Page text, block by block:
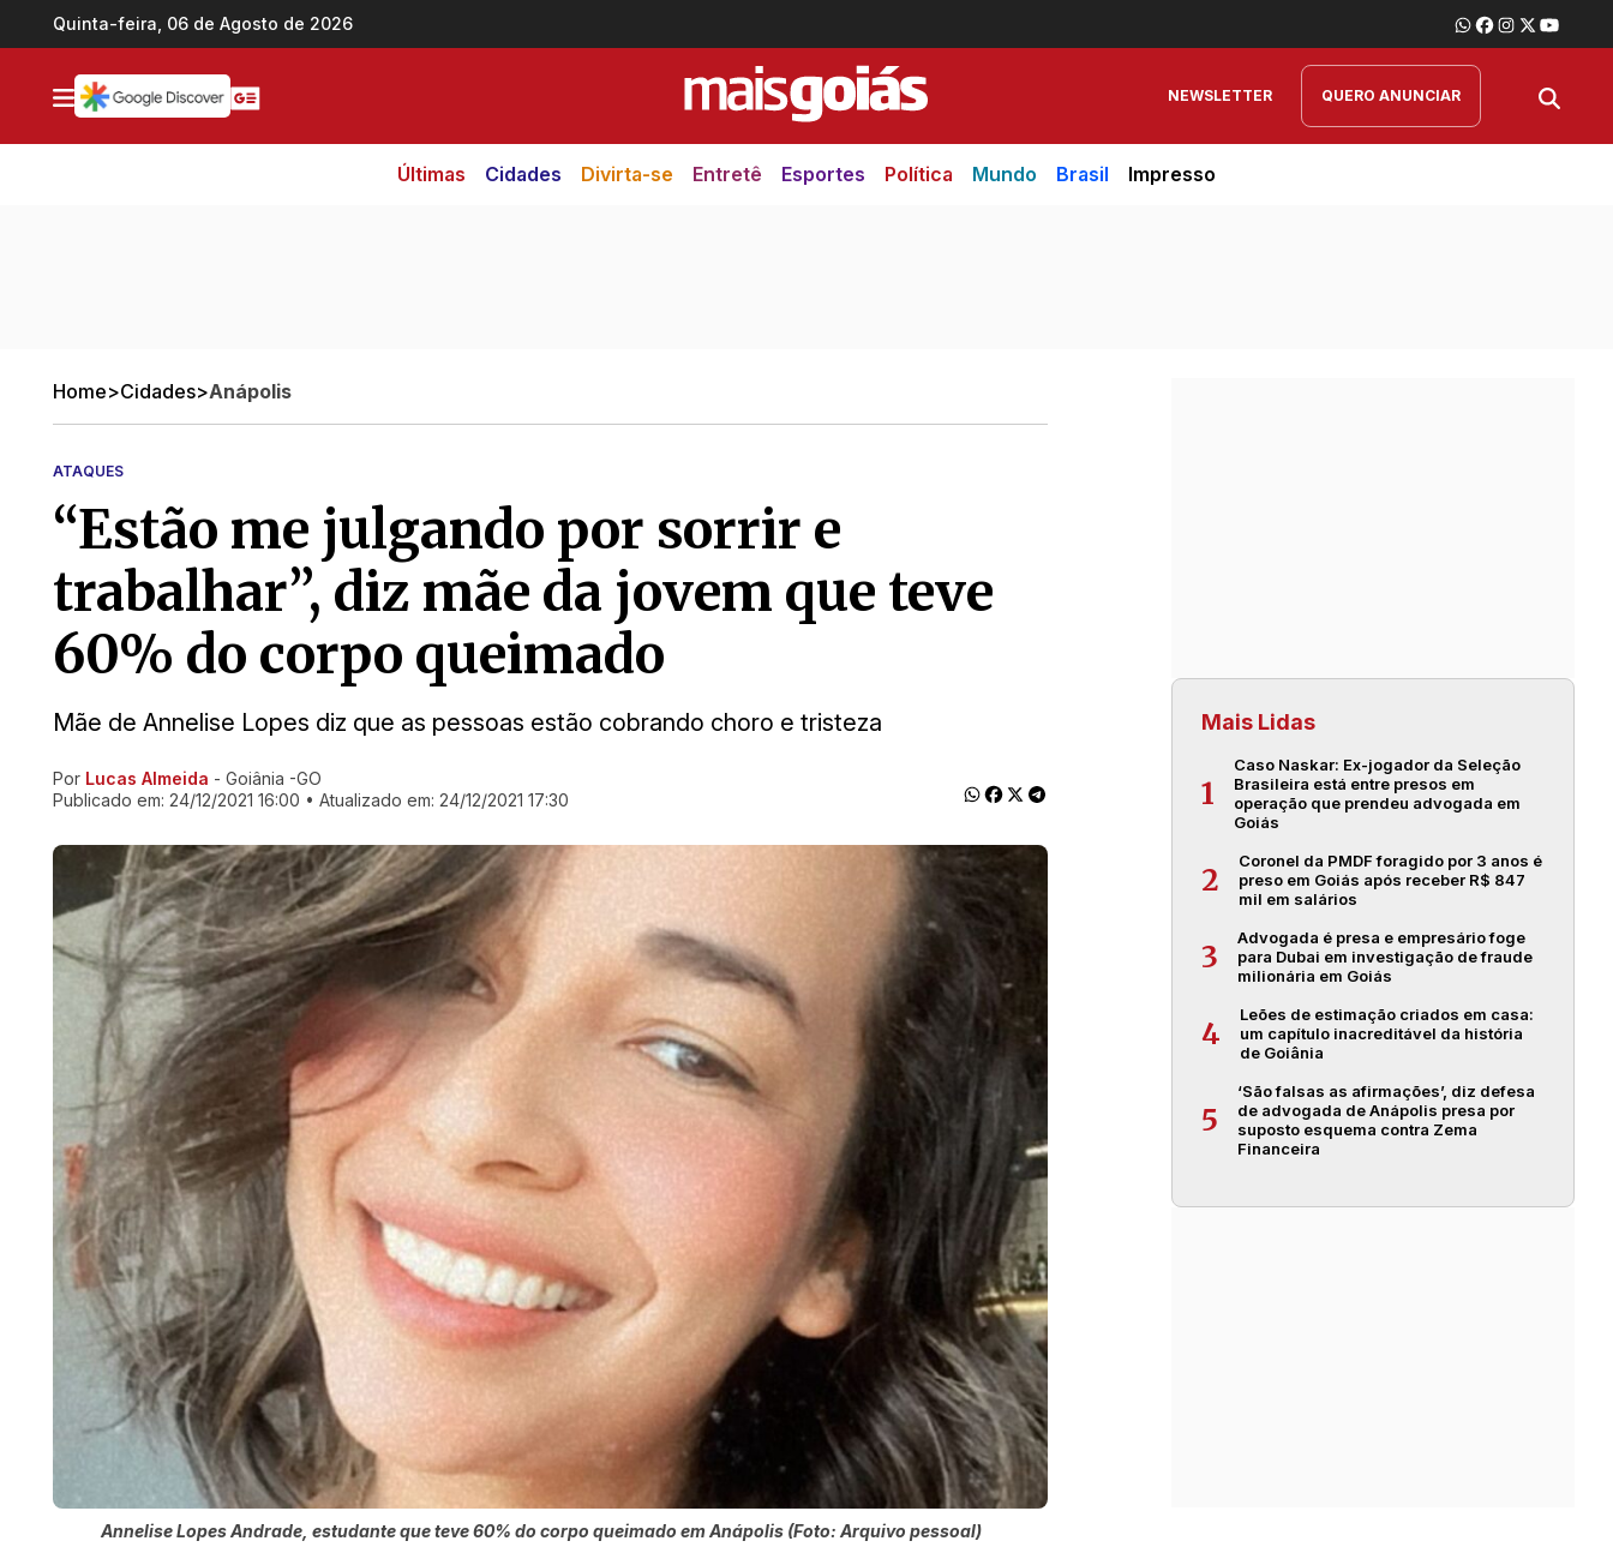
Ir direto pro conteúdo
Quinta-feira, 06 de Agosto de 2026
NEWSLETTER QUERO ANUNCIAR
Últimas Cidades Divirta-se Entretê Esportes Política Mundo Brasil Impresso
Home>Cidades>Anápolis
ATAQUES
“Estão me julgando por sorrir e
trabalhar”, diz mãe da jovem que teve
60% do corpo queimado
Mãe de Annelise Lopes diz que as pessoas estão cobrando choro e tristeza
Ir direto pra matéria
Por Lucas Almeida - Goiânia -GO
Publicado em: 24/12/2021 16:00 • Atualizado em: 24/12/2021 17:30
Annelise Lopes Andrade, estudante que teve 60% do corpo queimado em Anápolis (Foto: Arquivo pessoal)
Mais Lidas
1
Caso Naskar: Ex-jogador da Seleção
Brasileira está entre presos em
operação que prendeu advogada em
Goiás
2
Coronel da PMDF foragido por 3 anos é
preso em Goiás após receber R$ 847
mil em salários
3
Advogada é presa e empresário foge
para Dubai em investigação de fraude
milionária em Goiás
4
Leões de estimação criados em casa:
um capítulo inacreditável da história
de Goiânia
5
‘São falsas as afirmações’, diz defesa
de advogada de Anápolis presa por
suposto esquema contra Zema
Financeira